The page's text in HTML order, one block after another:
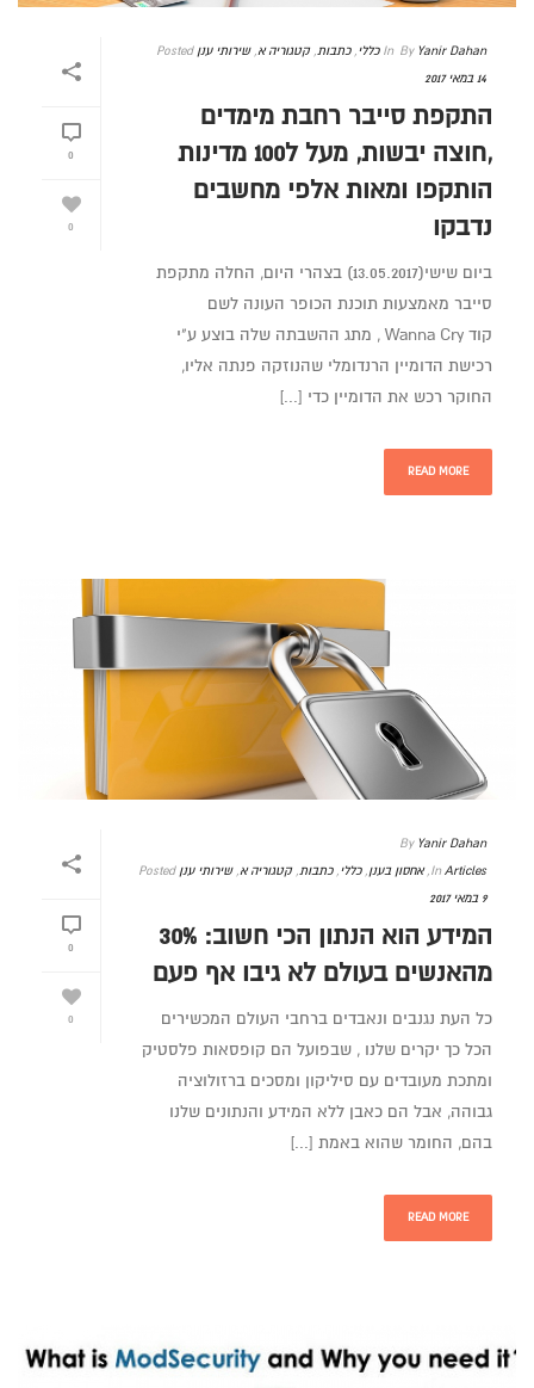
0
0
By Yanir Dahan
In כללי,כתבות,קטגוריה א,שירותי ענן Posted
14 במאי 2017
התקפת סייבר רחבת מימדים
,חוצה יבשות, מעל ל100 מדינות
הותקפו ומאות אלפי מחשבים
נדבקו
ביום שישי(13.05.2017) בצהרי היום, החלה מתקפת
סייבר מאמצעות תוכנת הכופר העונה לשם
קוד Wanna Cry , מתג ההשבתה שלה בוצע ע"י
רכישת הדומיין הרנדומלי שהנוזקה פנתה אליו,
החוקר רכש את הדומיין כדי [...]
READ MORE
0
0
By Yanir Dahan
In Articles
,אחסון בענן,כללי,כתבות,קטגוריה א,שירותי ענן Posted
9 במאי 2017
המידע הוא הנתון הכי חשוב: 30%
מהאנשים בעולם לא גיבו אף פעם
כל העת נגנבים ונאבדים ברחבי העולם המכשירים
הכל כך יקרים שלנו , שבפועל הם קופסאות פלסטיק
ומתכת מעובדים עם סיליקון ומסכים ברזולוציה
גבוהה, אבל הם כאבן ללא המידע והנתונים שלנו
בהם, החומר שהוא באמת [...]
READ MORE